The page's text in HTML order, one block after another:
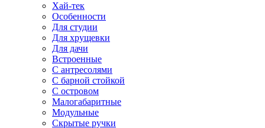
Хай-тек
Особенности
Для студии
Для хрущевки
Для дачи
Встроенные
С антресолями
С барной стойкой
С островом
Малогабаритные
Модульные
Скрытые ручки